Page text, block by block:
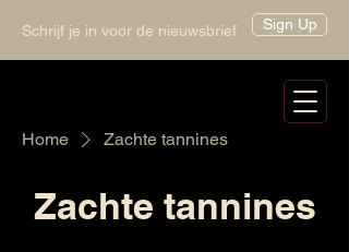
Schrijf je in voor de nieuwsbrief Sign Up
Home Zachte tannines
Zachte tannines